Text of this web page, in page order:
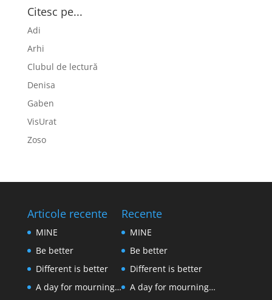
Citesc pe...
Adi
Arhi
Clubul de lectură
Denisa
Gaben
VisUrat
Zoso
Articole recente
MINE
Be better
Different is better
A day for mourning…
Recente
MINE
Be better
Different is better
A day for mourning…